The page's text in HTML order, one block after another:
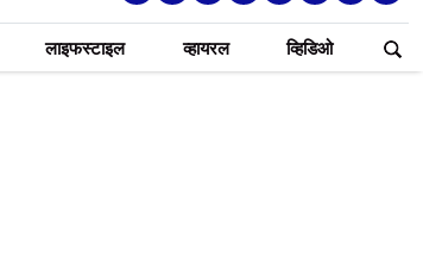
लाइफस्टाइल व्हायरल व्हिडिओ